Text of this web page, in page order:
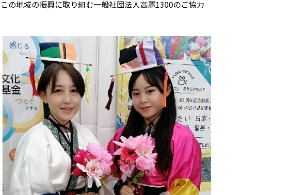
の地域の振興に取り組む一般社団法人高麗1300のご協力